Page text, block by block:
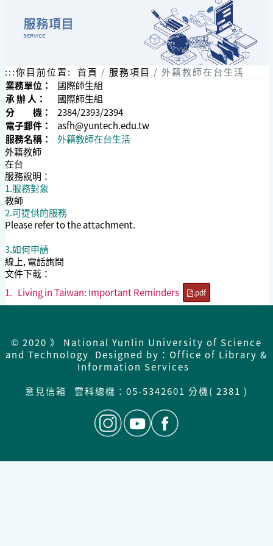
:::你目前位置: 首頁 服務項目
外籍教師在台生活
業務單位：
國際師生組
承 辦 人：
國際師生組
分 機：
2384/2393/2394
電子郵件：
asfh@yuntech.edu.tw
服務名稱：
外籍教師在台生活
外籍教師
在台
服務說明：
1.服務對象
教師
2.可提供的服務
Please refer to the attachment.
3.如何申請
線上, 電話詢問
文件下載：
1. Living in Taiwan: Important Reminders .pdf
© 2020 》 National Yunlin University of Science
and Technology Designed by：Office of Library &
Information Services
意見信箱
雲科總機： 05-5342601 分機( 2381 )